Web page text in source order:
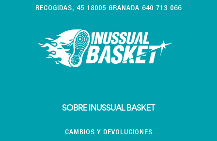
RECOGIDAS, 45 18005 GRANADA 640 713 066
SOBRE INUSSUAL BASKET
CAMBIOS Y DEVOLUCIONES